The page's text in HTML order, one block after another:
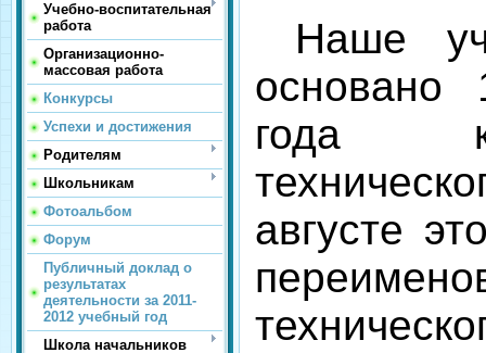
Учебно-воспитательная
работа
Организационно-
массовая работа
Конкурсы
Успехи и достижения
Родителям
Школьникам
Фотоальбом
Форум
Публичный доклад о
результатах
деятельности за 2011-
2012 учебный год
Школа начальников
Наше
основано
года
августе